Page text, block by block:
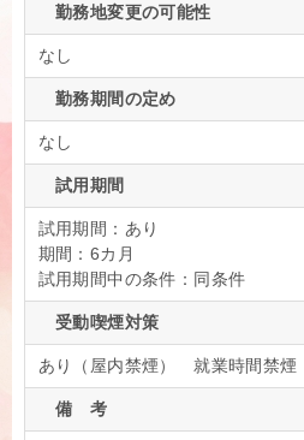
勤務地変更の可能性
なし
勤務期間の定め
なし
試用期間
試用期間：あり
期間：6カ月
試用期間中の条件：同条件
受動喫煙対策
あり（屋内禁煙） 就業時間禁煙
備 考